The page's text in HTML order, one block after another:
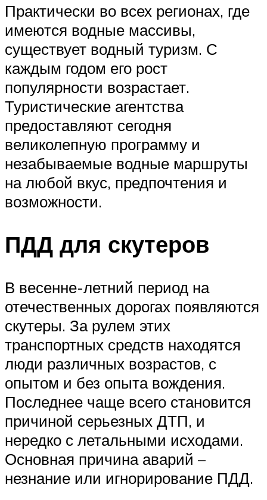
Практически во всех регионах, где
имеются водные массивы,
существует водный туризм. С
каждым годом его рост
популярности возрастает.
Туристические агентства
предоставляют сегодня
великолепную программу и
незабываемые водные маршруты
на любой вкус, предпочтения и
возможности.
ПДД для скутеров
В весенне-летний период на
отечественных дорогах появляются
скутеры. За рулем этих
транспортных средств находятся
люди различных возрастов, с
опытом и без опыта вождения.
Последнее чаще всего становится
причиной серьезных ДТП, и
нередко с летальными исходами.
Основная причина аварий –
незнание или игнорирование ПДД.